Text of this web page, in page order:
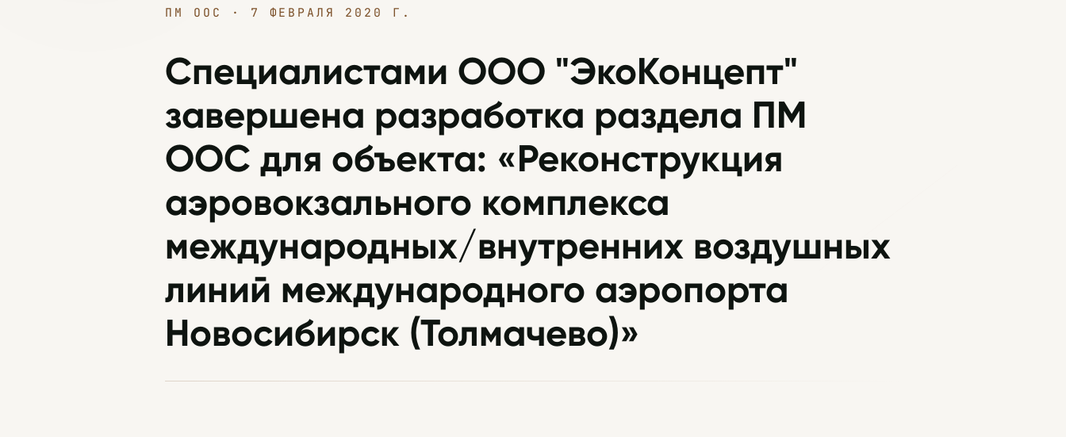
ПМ ООС · 7 ФЕВРАЛЯ 2020 Г.
Специалистами ООО "ЭкоКонцепт"
завершена разработка раздела ПМ
ООС для объекта: «Реконструкция
аэровокзального комплекса
международных/внутренних воздушных
линий международного аэропорта
Новосибирск (Толмачево)»